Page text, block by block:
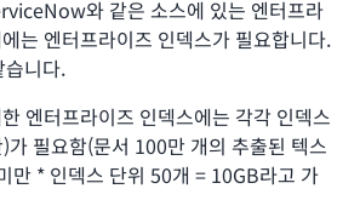
API의 무료 평가판을 사용할 수 없습
Q Business Pro 및 Lite 사용자 구독을
작성하는 것이 좋습니다.
의 무료 평가판 애플리케이션은 AWS 지급
한됩니다. 각 무료 평가판 애플리케이션에는
60일 동안 사용할 수 있는 50명의 사용자와
시간이 포함됩니다.
와 같은 소스에 있는 엔터프라
는 엔터프라이즈 인덱스가 필요합니다.
니다.
엔터프라이즈 인덱스에는 각각 인덱스
가 필요함(문서 100만 개의 추출된 텍스
만 * 인덱스 단위 50개 = 10GB라고 가